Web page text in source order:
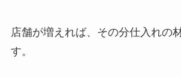
店舗が増えれば、その分仕入れの
す。